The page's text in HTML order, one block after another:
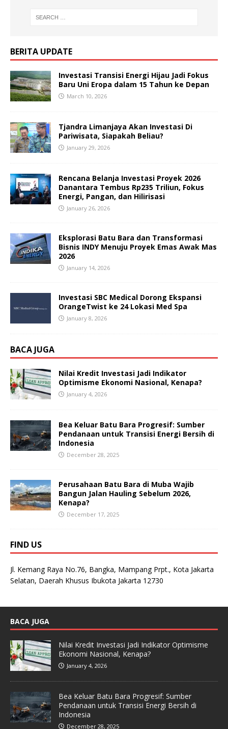
BERITA UPDATE
Investasi Transisi Energi Hijau Jadi Fokus
Baru Uni Eropa dalam 15 Tahun ke Depan
March 10, 2026
Tjandra Limanjaya Akan Investasi Di
Pariwisata, Siapakah Beliau?
January 29, 2026
Rencana Belanja Investasi Proyek 2026
Danantara Tembus Rp235 Triliun, Fokus
Energi, Pangan, dan Hilirisasi
January 26, 2026
Eksplorasi Batu Bara dan Transformasi
Bisnis INDY Menuju Proyek Emas Awak Mas
2026
January 14, 2026
Investasi SBC Medical Dorong Ekspansi
OrangeTwist ke 24 Lokasi Med Spa
January 8, 2026
BACA JUGA
Nilai Kredit Investasi Jadi Indikator
Optimisme Ekonomi Nasional, Kenapa?
January 4, 2026
Bea Keluar Batu Bara Progresif: Sumber
Pendanaan untuk Transisi Energi Bersih di
Indonesia
December 28, 2025
Perusahaan Batu Bara di Muba Wajib
Bangun Jalan Hauling Sebelum 2026,
Kenapa?
December 17, 2025
FIND US
Jl. Kemang Raya No.76, Bangka, Mampang Prpt., Kota Jakarta
Selatan, Daerah Khusus Ibukota Jakarta 12730
BACA JUGA
Nilai Kredit Investasi Jadi Indikator Optimisme
Ekonomi Nasional, Kenapa?
January 4, 2026
Bea Keluar Batu Bara Progresif: Sumber
Pendanaan untuk Transisi Energi Bersih di
Indonesia
December 28, 2025